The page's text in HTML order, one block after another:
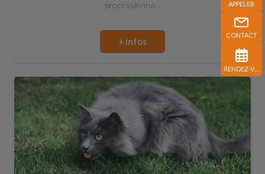
APPELER
CONTACT
RENDEZ-VOUS
processionna...
+ infos